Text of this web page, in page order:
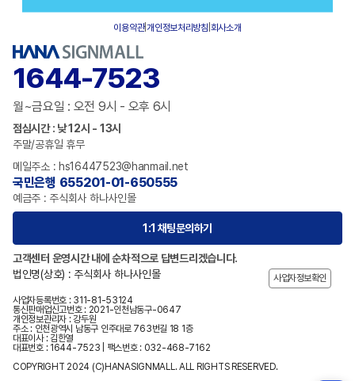
이용약관|개인정보처리방침 회사소개
1644-7523
월~금요일 : 오전 9시 - 오후 6시
점심시간 : 낮 12시 - 13시
주말/공휴일 휴무
메일주소 : hs16447523@hanmail.net
국민은행 655201-01-650555
예금주 : 주식회사 하나사인몰
1:1 채팅문의하기
고객센터 운영시간 내에 순차적으로 답변드리겠습니다.
법인명(상호) : 주식회사 하나사인몰
사업자정보확인
사업자등록번호 : 311-81-53124
통신판매업신고번호 : 2021-인천남동구-0647
개인정보관리자 : 강두원
주소 : 인천광역시 남동구 인주대로 763번길 18 1층
대표이사 : 김한열
대표번호 : 1644-7523 | 팩스번호 : 032-468-7162
COPYRIGHT 2024 (C)HANASIGNMALL. ALL RIGHTS RESERVED.